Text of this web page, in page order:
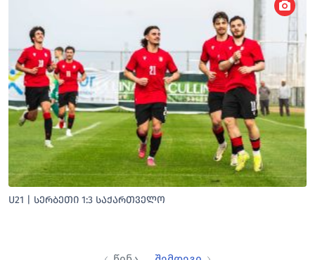
U21 | ᲡᲔᲠᲑᲔᲗᲘ 1:3 ᲡᲐᲥᲐᲠᲗᲕᲔᲚᲝ